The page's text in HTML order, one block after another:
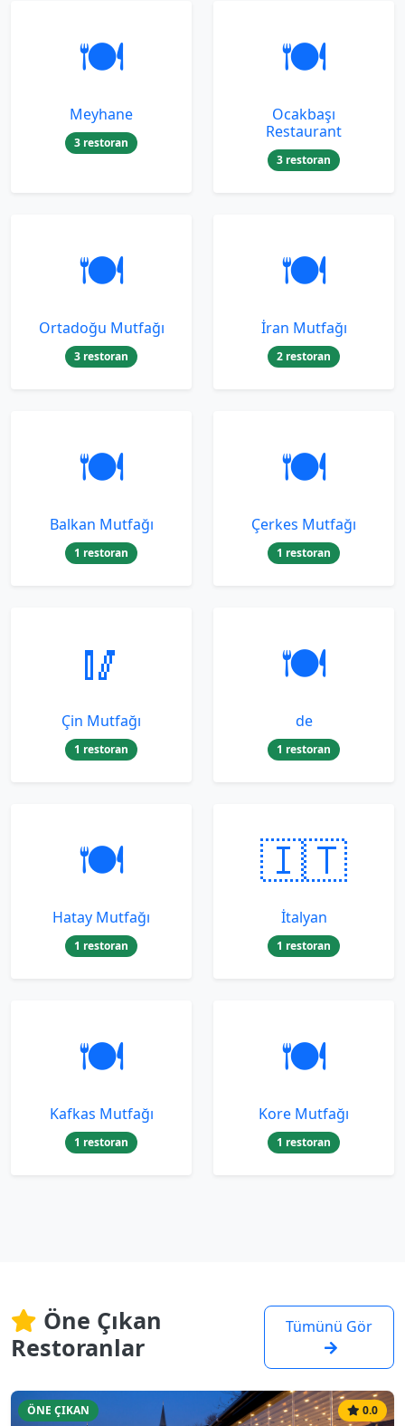
🍽️
Meyhane
3 restoran
🍽️
Ocakbaşı
Restaurant
3 restoran
🍽️
Ortadoğu Mutfağı
3 restoran
🍽️
İran Mutfağı
2 restoran
🍽️
Balkan Mutfağı
1 restoran
🍽️
Çerkes Mutfağı
1 restoran
🥢
Çin Mutfağı
1 restoran
🍽️
de
1 restoran
🍽️
Hatay Mutfağı
1 restoran
🇮🇹
İtalyan
1 restoran
🍽️
Kafkas Mutfağı
1 restoran
🍽️
Kore Mutfağı
1 restoran
Öne Çıkan
Restoranlar
Tümünü Gör
0.0
ÖNE ÇIKAN